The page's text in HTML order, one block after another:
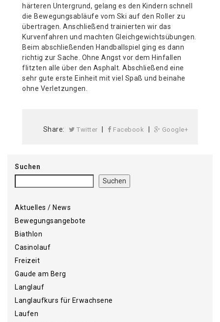
härteren Untergrund, gelang es den Kindern schnell
die Bewegungsabläufe vom Ski auf den Roller zu
übertragen. Anschließend trainierten wir das
Kurvenfahren und machten Gleichgewichtsübungen.
Beim abschließenden Handballspiel ging es dann
richtig zur Sache. Ohne Angst vor dem Hinfallen
flitzten alle über den Asphalt. Abschließend eine
sehr gute erste Einheit mit viel Spaß und beinahe
ohne Verletzungen.
Share: Twitter Facebook Google+
Suchen
Suchen
Aktuelles / News
Bewegungsangebote
Biathlon
Casinolauf
Freizeit
Gaude am Berg
Langlauf
Langlaufkurs für Erwachsene
Laufen